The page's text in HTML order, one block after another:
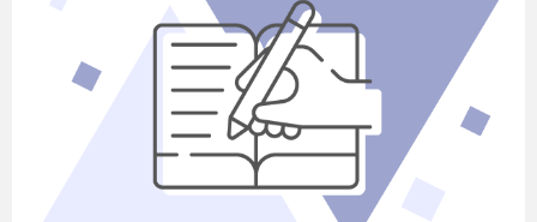
душ не гасло патріотичне почуття.
Хвилюючу історію про вчинок однієї
полонянки розповідає нам дума «Маруся
Богуславка».
СПРИЙМАННЯ ТА ЗАСВОЄННЯ